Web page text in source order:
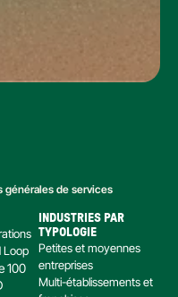
générales de services
Loop
100
INDUSTRIES PAR
TYPOLOGIE
Petites et moyennes
entreprises
Multi-établissements et